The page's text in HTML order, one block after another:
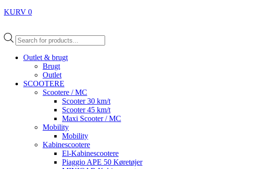
KURV 0
Products
search
Outlet & brugt
Brugt
Outlet
SCOOTERE
Scootere / MC
Scooter 30 km/t
Scooter 45 km/t
Maxi Scooter / MC
Mobility
Mobility
Kabinescootere
El-Kabinescootere
Piaggio APE 50 Køretøjer